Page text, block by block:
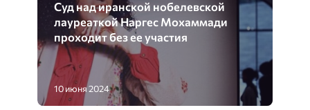
Суд над иранской нобелевской
лауреаткой Наргес Мохаммади
проходит без ее участия
10 июня 2024